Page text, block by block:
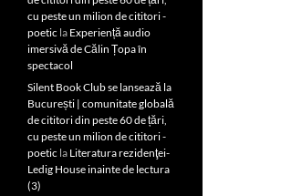
cu peste un milion de cititori -
poetic la Experiență audio
imersivă de Călin Țopa în
spectacol
Silent Book Club se lansează la
București | comunitate globală
de cititori din peste 60 de țări,
cu peste un milion de cititori -
poetic la Literatura rezidenţei-
Ledig House inainte de lectura
(3)